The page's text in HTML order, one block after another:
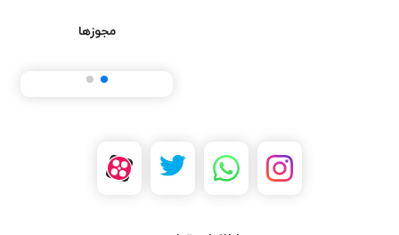
مجوزها